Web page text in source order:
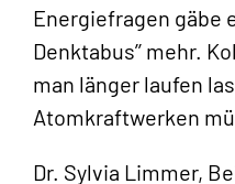
Energiefragen gäbe
Denktabus’’ mehr.
man länger laufen
Atomkraftwerken
Dr. Sylvia Limmer,